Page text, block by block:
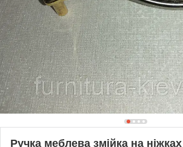
Ручка меблева змійка на